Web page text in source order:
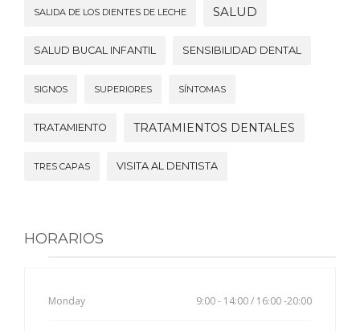
SALIDA DE LOS DIENTES DE LECHE SALUD
SALUD BUCAL INFANTIL SENSIBILIDAD DENTAL
SIGNOS SUPERIORES SÍNTOMAS
TRATAMIENTO TRATAMIENTOS DENTALES
TRES CAPAS VISITA AL DENTISTA
HORARIOS
Monday 9:00 - 14:00 / 16:00 -20:00